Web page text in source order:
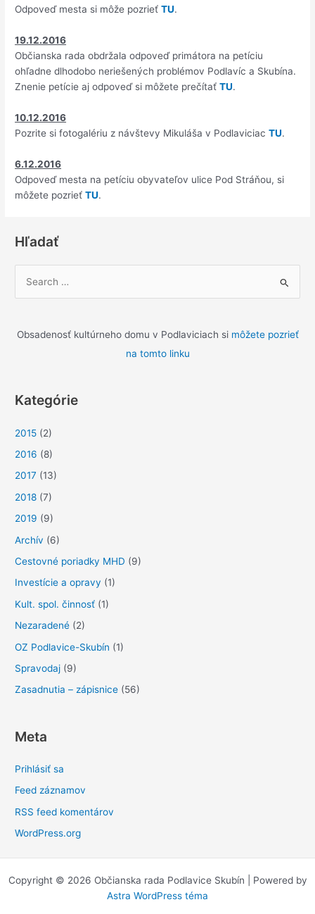
Odpoveď mesta si môže pozrieťTU.
19.12.2016
Občianska rada obdržala odpoveď primátora na petíciu
ohľadne dlhodobo neriešených problémov Podlavíc a Skubína.
Znenie petície aj odpoveď si môžete prečítaťTU.
10.12.2016
Pozrite si fotogalériu z návštevy Mikuláša v PodlaviciacTU.
6.12.2016
Odpoveď mesta na petíciu obyvateľov ulice Pod Stráňou, si
môžete pozrieťTU.
Hľadať
ť
Obsadenosť kultúrneho domu v Podlaviciach si môžete pozrieť
na tomto linku
Kategórie
2015 (2)
2016 (8)
2017 (13)
2018 (7)
2019 (9)
Archív (6)
Cestovné poriadky MHD (9)
Investície a opravy (1)
Kult. spol. činnosť (1)
Nezaradené (2)
OZ Podlavice-Skubín (1)
Spravodaj (9)
Zasadnutia – zápisnice (56)
Meta
Prihlásiť sa
Feed záznamov
RSS feed komentárov
WordPress.org
Copyright © 2026 Občianska rada Podlavice Skubín | Powered by
Astra WordPress téma